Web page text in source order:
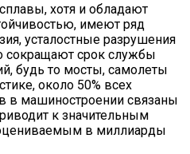
хотя и обладают
имеют ряд
усталостные разрушения
сокращают срок службы
будь то мосты, самолеты
около 50% всех
в машиностроении связаны
к значительным
в миллиарды